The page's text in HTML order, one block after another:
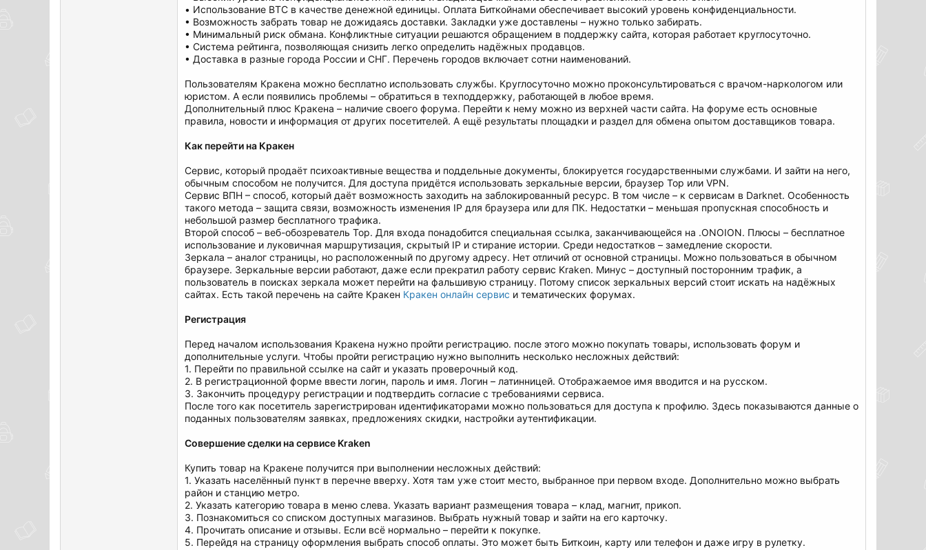
• Использование BTC в качестве денежной единицы. Оплата Биткойнами обеспечивает высокий уровень конфиденциальности.
• Возможность забрать товар не дожидаясь доставки. Закладки уже доставлены – нужно только забирать.
• Минимальный риск обмана. Конфликтные ситуации решаются обращением в поддержку сайта, которая работает круглосуточно.
• Система рейтинга, позволяющая снизить легко определить надёжных продавцов.
• Доставка в разные города России и СНГ. Перечень городов включает сотни наименований.
Пользователям Кракена можно бесплатно использовать службы. Круглосуточно можно проконсультироваться с врачом-наркологом или
юристом. А если появились проблемы – обратиться в техподдержку, работающей в любое время.
Дополнительный плюс Кракена – наличие своего форума. Перейти к нему можно из верхней части сайта. На форуме есть основные
правила, новости и информация от других посетителей. А ещё результаты площадки и раздел для обмена опытом доставщиков товара.
Как перейти на Кракен
Сервис, который продаёт психоактивные вещества и поддельные документы, блокируется государственными службами. И зайти на него,
обычным способом не получится. Для доступа придётся использовать зеркальные версии, браузер Тор или VPN.
Сервис ВПН – способ, который даёт возможность заходить на заблокированный ресурс. В том числе – к сервисам в Darknet. Особенность
такого метода – защита связи, возможность изменения IP для браузера или для ПК. Недостатки – меньшая пропускная способность и
небольшой размер бесплатного трафика.
Второй способ – веб-обозреватель Тор. Для входа понадобится специальная ссылка, заканчивающейся на .ONOION. Плюсы – бесплатное
использование и луковичная маршрутизация, скрытый IP и стирание истории. Среди недостатков – замедление скорости.
Зеркала – аналог страницы, но расположенный по другому адресу. Нет отличий от основной страницы. Можно пользоваться в обычном
браузере. Зеркальные версии работают, даже если прекратил работу сервис Kraken. Минус – доступный посторонним трафик, а
пользователь в поисках зеркала может перейти на фальшивую страницу. Потому список зеркальных версий стоит искать на надёжных
сайтах. Есть такой перечень на сайте Кракен Кракен онлайн сервис и тематических форумах.
Регистрация
Перед началом использования Кракена нужно пройти регистрацию. после этого можно покупать товары, использовать форум и
дополнительные услуги. Чтобы пройти регистрацию нужно выполнить несколько несложных действий:
1. Перейти по правильной ссылке на сайт и указать проверочный код.
2. В регистрационной форме ввести логин, пароль и имя. Логин – латинницей. Отображаемое имя вводится и на русском.
3. Закончить процедуру регистрации и подтвердить согласие с требованиями сервиса.
После того как посетитель зарегистрирован идентификаторами можно пользоваться для доступа к профилю. Здесь показываются данные о
поданных пользователям заявках, предложениях скидки, настройки аутентификации.
Совершение сделки на сервисе Kraken
Купить товар на Кракене получится при выполнении несложных действий:
1. Указать населённый пункт в перечне вверху. Хотя там уже стоит место, выбранное при первом входе. Дополнительно можно выбрать
район и станцию метро.
2. Указать категорию товара в меню слева. Указать вариант размещения товара – клад, магнит, прикоп.
3. Познакомиться со списком доступных магазинов. Выбрать нужный товар и зайти на его карточку.
4. Прочитать описание и отзывы. Если всё нормально – перейти к покупке.
5. Перейдя на страницу оформления выбрать способ оплаты. Это может быть Биткоин, карту или телефон и даже игру в рулетку.